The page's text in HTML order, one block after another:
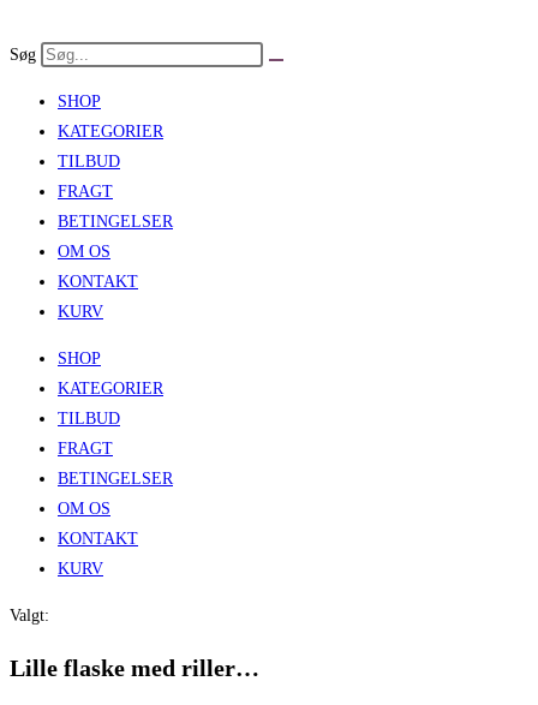
to
Søg
SHOP
KATEGORIER
TILBUD
FRAGT
BETINGELSER
OM OS
KONTAKT
KURV
SHOP
KATEGORIER
TILBUD
FRAGT
BETINGELSER
OM OS
KONTAKT
KURV
Valgt:
Lille flaske med riller…